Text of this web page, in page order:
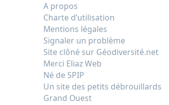
A propos
Charte d’utilisation
Mentions légales
Signaler un problème
Site clôné sur Géodiversité.net
Merci Eliaz Web
Né de SPIP
Un site des petits débrouillards
Grand Ouest